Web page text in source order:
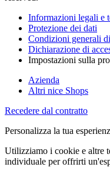
Informazioni legali e
Protezione dei dati
Condizioni generali
Dichiarazione di
Impostazioni sulla
Azienda
Altri nice Shops
Recedere dal contratto
Personalizza la tua
Utilizziamo i cookie e altre
individuale per offrirti